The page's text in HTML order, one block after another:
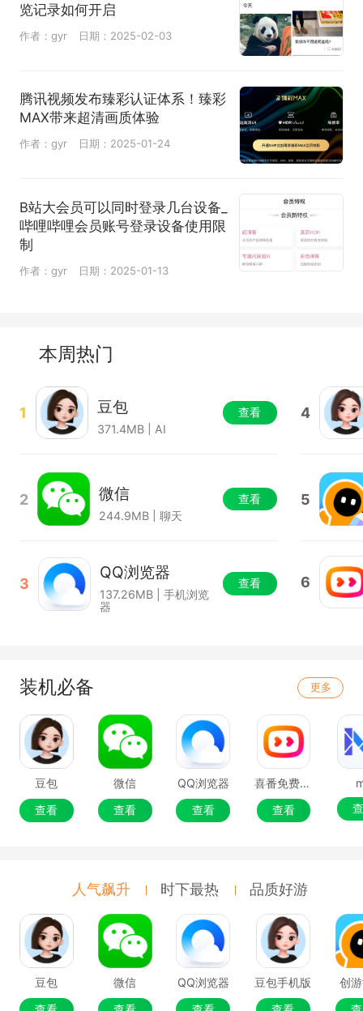
览记录如何开启
作者：gyr 日期：2025-02-03
腾讯视频发布臻彩认证体系！臻彩
MAX带来超清画质体验
作者：gyr 日期：2025-01-24
B站大会员可以同时登录几台设备_
哔哩哔哩会员账号登录设备使用限
制
作者：gyr 日期：2025-01-13
本周热门
1 豆包
371.4MB | AI
查看
2 微信
244.9MB | 聊天
查看
3
QQ浏览器
137.26MB | 手机浏览
器
查看
4
5
6
装机必备 更多
豆包
查看
微信
查看
QQ浏览器
查看
喜番免费短剧
查看
人气飙升 时下最热 品质好游
豆包
微信
QQ浏览器
豆包手机版
创